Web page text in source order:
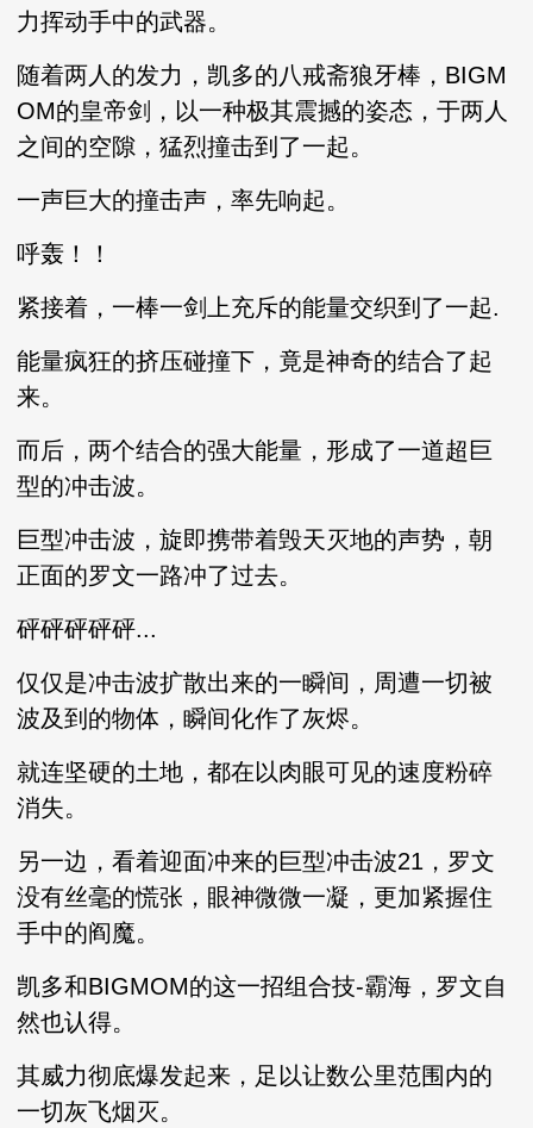
力挥动手中的武器。
随着两人的发力，凯多的八戒斋狼牙棒，BIGM
OM的皇帝剑，以一种极其震撼的姿态，于两人
之间的空隙，猛烈撞击到了一起。
一声巨大的撞击声，率先响起。
呼轰！！
紧接着，一棒一剑上充斥的能量交织到了一起.
能量疯狂的挤压碰撞下，竟是神奇的结合了起
来。
而后，两个结合的强大能量，形成了一道超巨
型的冲击波。
巨型冲击波，旋即携带着毁天灭地的声势，朝
正面的罗文一路冲了过去。
砰砰砰砰砰...
仅仅是冲击波扩散出来的一瞬间，周遭一切被
波及到的物体，瞬间化作了灰烬。
就连坚硬的土地，都在以肉眼可见的速度粉碎
消失。
另一边，看着迎面冲来的巨型冲击波21，罗文
没有丝毫的慌张，眼神微微一凝，更加紧握住
手中的阎魔。
凯多和BIGMOM的这一招组合技-霸海，罗文自
然也认得。
其威力彻底爆发起来，足以让数公里范围内的
一切灰飞烟灭。